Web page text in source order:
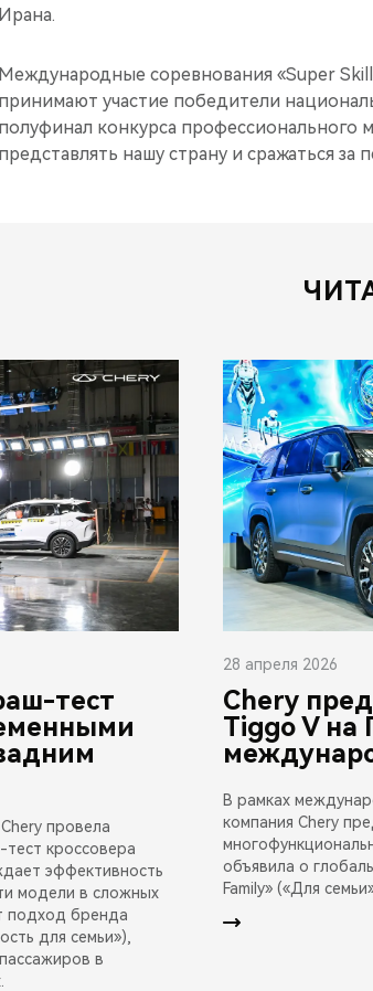
Ирана.
Международные соревнования «Super
принимают участие победители
полуфинал конкурса профессионального
представлять нашу страну и сражаться
тест
провела
кроссовера
эффективность
модели в сложных
подход бренда
для семьи»),
в
28 апреля 2026
Chery
Tiggo V на
В рамках
компания Chery
объявила о
Family» («Для